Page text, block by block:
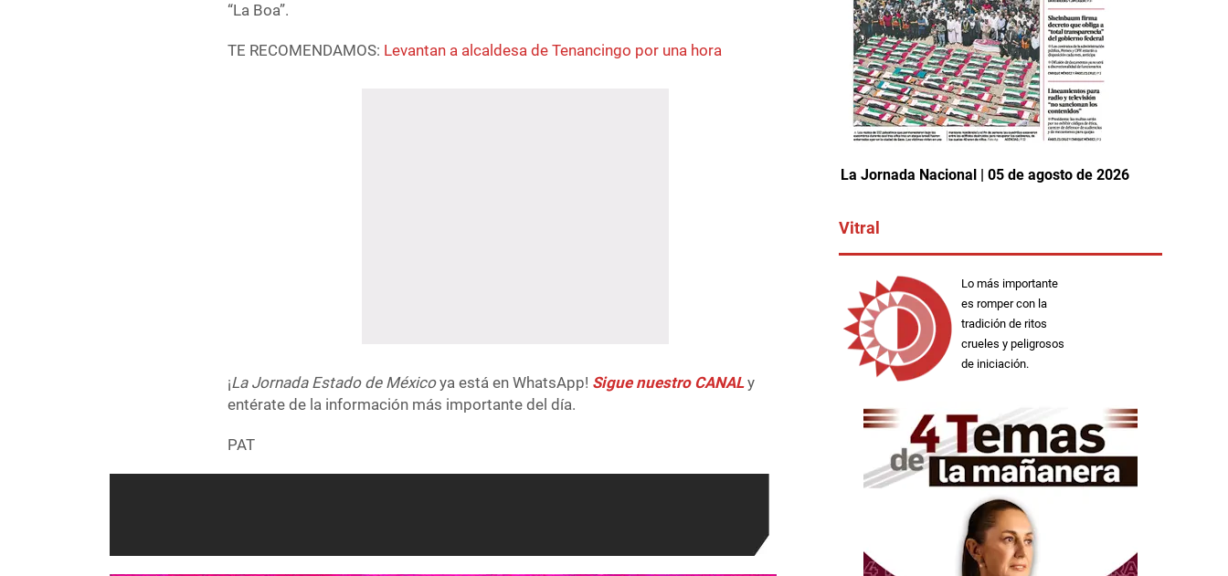
“La Boa”.
TE RECOMENDAMOS: Levantan a alcaldesa de Tenancingo por una hora
¡La Jornada Estado de Méxicoya está en WhatsApp! Sigue nuestro CANALy
entérate de la información más importante del día.
PAT
La Jornada Nacional | 05 de agosto de 2026
Vitral
Lo más importante
es romper con la
tradición de ritos
crueles y peligrosos
de iniciación.